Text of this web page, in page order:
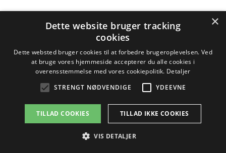
×
Dette website bruger tracking
cookies
Dette websted bruger cookies til at forbedre brugeroplevelsen. Ved
at bruge vores hjemmeside accepterer du alle cookies i
overensstemmelse med vores cookiepolitik. Detaljer
STRENGT NØDVENDIGE
YDEEVNE
TILLAD COOKIES TILLAD IKKE COOKIES
VIS DETALJER